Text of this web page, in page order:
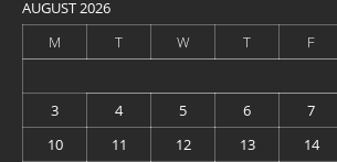
AUGUST 2026
M
T W T F
3
4 5 6 7
10
11 12 13 14